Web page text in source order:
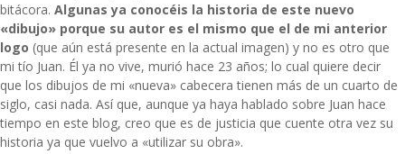
bitácora. Algunas ya conocéis la historia de este nuevo
«dibujo» porque su autor es el mismo que el de mi anterior
logo (que aún está presente en la actual imagen) y no es otro que
mi tío Juan. Él ya no vive, murió hace 23 años; lo cual quiere decir
que los dibujos de mi «nueva» cabecera tienen más de un cuarto de
siglo, casi nada. Así que, aunque ya haya hablado sobre Juan hace
tiempo en este blog, creo que es de justicia que cuente otra vez su
historia ya que vuelvo a «utilizar su obra».